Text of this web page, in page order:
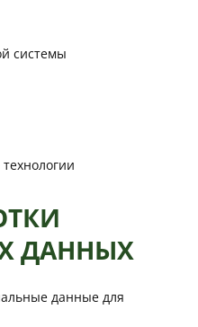
системы
ДАННЫХ
данные для